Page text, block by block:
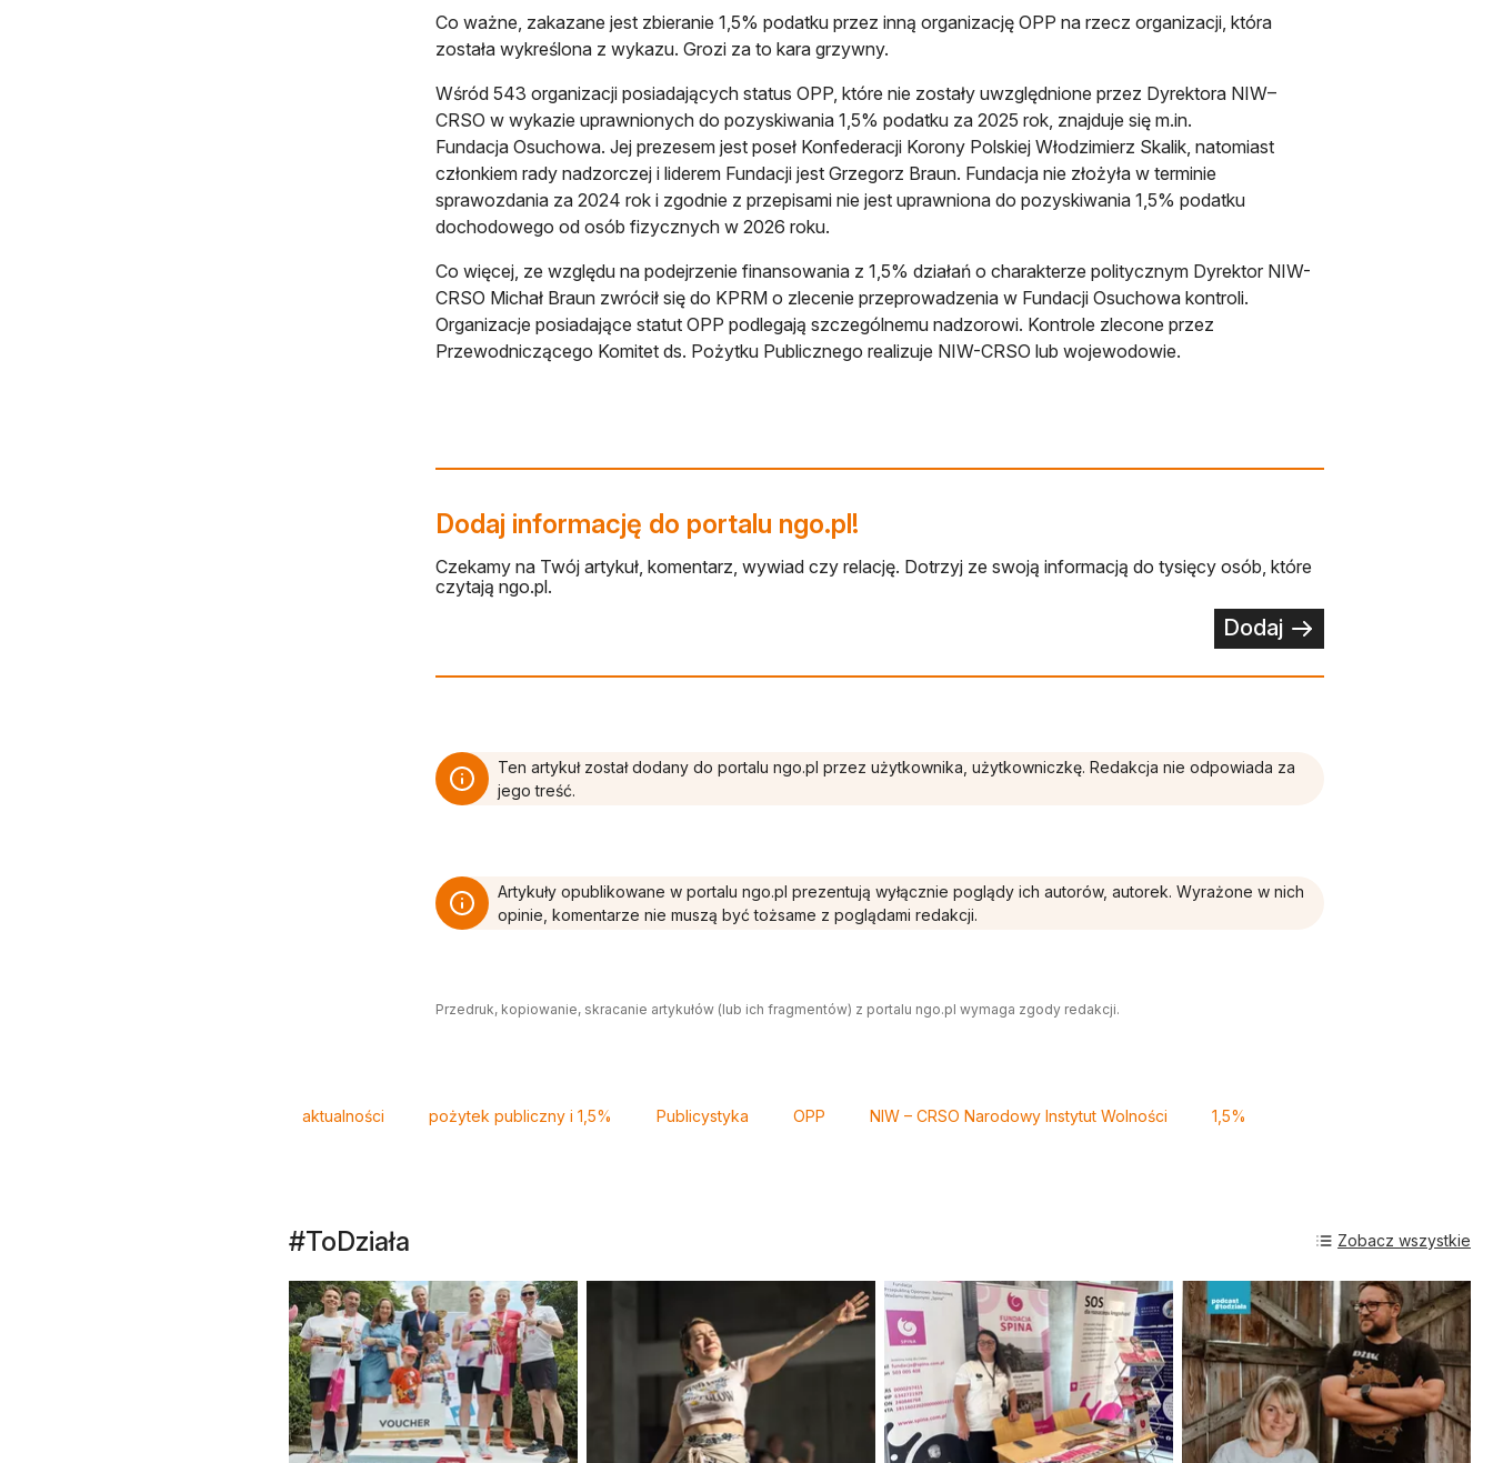
Co ważne, zakazane jest zbieranie 1,5% podatku przez inną organizację OPP na rzecz organizacji, która
została wykreślona z wykazu. Grozi za to kara grzywny.
Wśród 543 organizacji posiadających status OPP, które nie zostały uwzględnione przez Dyrektora NIW–
CRSO w wykazie uprawnionych do pozyskiwania 1,5% podatku za 2025 rok, znajduje się m.in.
Fundacja Osuchowa. Jej prezesem jest poseł Konfederacji Korony Polskiej Włodzimierz Skalik, natomiast
członkiem rady nadzorczej i liderem Fundacji jest Grzegorz Braun. Fundacja nie złożyła w terminie
sprawozdania za 2024 rok i zgodnie z przepisami nie jest uprawniona do pozyskiwania 1,5% podatku
dochodowego od osób fizycznych w 2026 roku.
Co więcej, ze względu na podejrzenie finansowania z 1,5% działań o charakterze politycznym Dyrektor NIW-
CRSO Michał Braun zwrócił się do KPRM o zlecenie przeprowadzenia w Fundacji Osuchowa kontroli.
Organizacje posiadające statut OPP podlegają szczególnemu nadzorowi. Kontrole zlecone przez
Przewodniczącego Komitet ds. Pożytku Publicznego realizuje NIW-CRSO lub wojewodowie.
Dodaj informację do portalu ngo.pl!
Czekamy na Twój artykuł, komentarz, wywiad czy relację. Dotrzyj ze swoją informacją do tysięcy osób, które
czytają ngo.pl.
Dodaj
Ten artykuł został dodany do portalu ngo.pl przez użytkownika, użytkowniczkę. Redakcja nie odpowiada za
jego treść.
Artykuły opublikowane w portalu ngo.pl prezentują wyłącznie poglądy ich autorów, autorek. Wyrażone w nich
opinie, komentarze nie muszą być tożsame z poglądami redakcji.
Przedruk, kopiowanie, skracanie artykułów (lub ich fragmentów) z portalu ngo.pl wymaga zgody redakcji.
aktualności pożytek publiczny i 1,5% Publicystyka OPP NIW – CRSO Narodowy Instytut Wolności 1,5%
#ToDziała Zobacz wszystkie